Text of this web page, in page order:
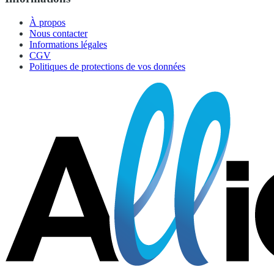
À propos
Nous contacter
Informations légales
CGV
Politiques de protections de vos données